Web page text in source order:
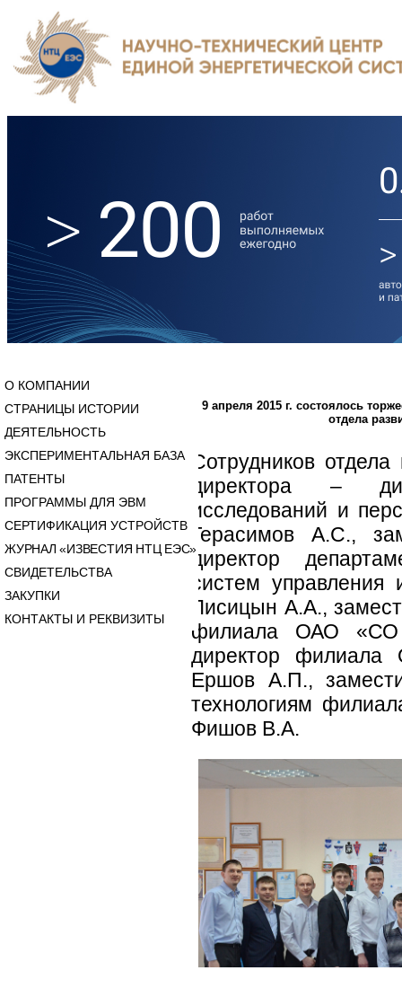
О КОМПАНИИ
СТРАНИЦЫ ИСТОРИИ
ДЕЯТЕЛЬНОСТЬ
ЭКСПЕРИМЕНТАЛЬНАЯ БАЗА
ПАТЕНТЫ
ПРОГРАММЫ ДЛЯ ЭВМ
СЕРТИФИКАЦИЯ УСТРОЙСТВ
ЖУРНАЛ «ИЗВЕСТИЯ НТЦ ЕЭС»
СВИДЕТЕЛЬСТВА
ЗАКУПКИ
КОНТАКТЫ И РЕКВИЗИТЫ
9 апреля 2015 г. состоялось
отдела
Сотрудников
директора –
исследований и
Герасимов А.С.,
директор
систем
Лисицын А.А.,
филиала ОАО
директор
Ершов А.П.,
технологиям
Фишов В.А.